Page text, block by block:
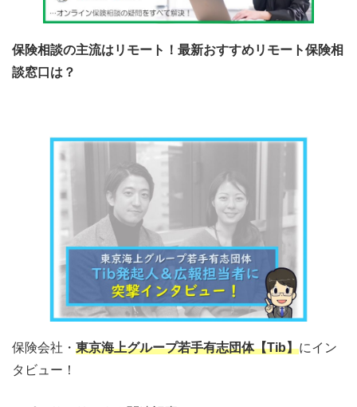
保険相談の主流はリモート！最新おすすめリモート保険相
談窓口は？
保険会社・ 東京海上グループ若手有志団体【Tib】にイン
タビュー！